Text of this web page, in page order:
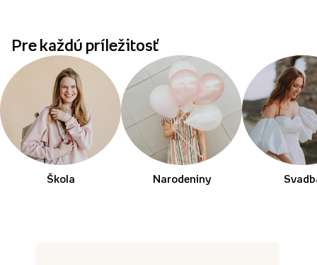
Pre každú príležitosť
Škola Narodeniny